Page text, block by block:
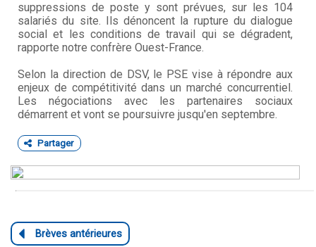
suppressions de poste y sont prévues, sur les 104
salariés du site. Ils dénoncent la rupture du dialogue
social et les conditions de travail qui se dégradent,
rapporte notre confrère Ouest-France.
Selon la direction de DSV, le PSE vise à répondre aux
enjeux de compétitivité dans un marché concurrentiel.
Les négociations avec les partenaires sociaux
démarrent et vont se poursuivre jusqu'en septembre.
Partager